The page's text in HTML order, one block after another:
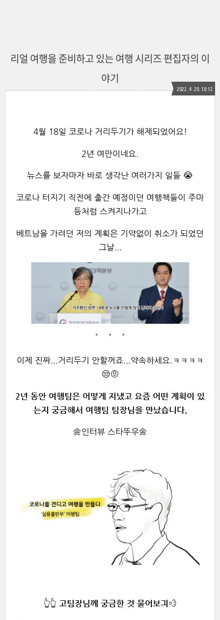
리얼 여행을 준비하고 있는 여행 시리즈 편집자의 이
야기
2022. 4. 20. 10:12
4월 18일 코로나 거리두기가 해제되었어요!
2년 여만이네요.
뉴스를 보자마자 바로 생각난 여러가지 일들 😭
코로나 터지기 직전에 출간 예정이던 여행책들이 주마
등처럼 스켜지나가고
베트남을 가려던 저의 계획은 기약없이 취소가 되었던
그날...
이제 진짜...거리두기 안할꺼죠...약속하세요.ㅋㅋㅋㅋ
😒🤨
2년 동안 여행팀은 어떻게 지냈고 요즘 어떤 계획이 있
는지 궁금해서 여행팀 팀장님을 만났습니다.
🌼인터뷰 스타뚜우🌼
👆👆 고팀장님께 궁금한 것 물어보긔 💨